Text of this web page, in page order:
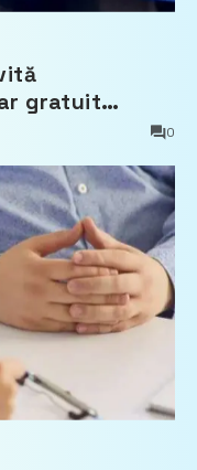
gratuit
pe bunurile
0